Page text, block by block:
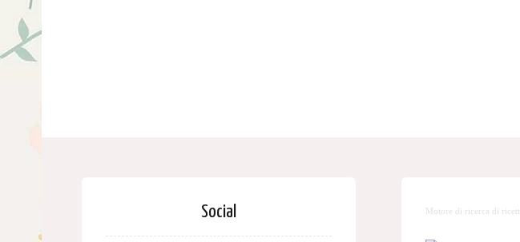
Social Motore di ricerca di ricette